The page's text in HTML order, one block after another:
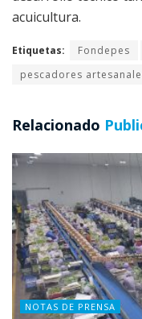
acuicultura.
Etiquetas: Fondepes
pescadores
Relacionado
NOTAS DE PRENSA